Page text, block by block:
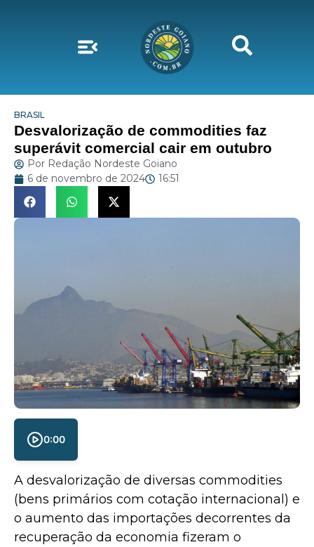
BRASIL
Desvalorização de commodities faz
superávit comercial cair em outubro
Por Redação Nordeste Goiano
6 de novembro de 2024
16:51
0:00
A desvalorização de diversas commodities
(bens primários com cotação internacional) e
o aumento das importações decorrentes da
recuperação da economia fizeram o